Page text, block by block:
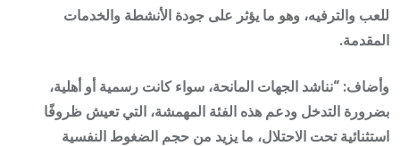
للعب والترفيه، وهو ما يؤثر على جودة الأنشطة والخدمات
المقدمة.
وأضاف: “نناشد الجهات المانحة، سواء كانت رسمية أو أهلية،
بضرورة التدخل ودعم هذه الفئة المهمشة، التي تعيش ظروفًا
استثنائية تحت الاحتلال، ما يزيد من حجم الضغوط النفسية